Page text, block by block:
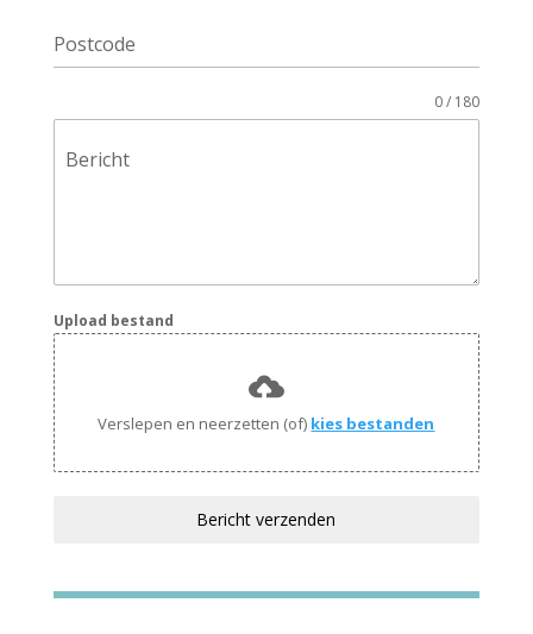
Postcode
Bericht
0 / 180
Upload bestand
Verslepen en neerzetten (of) kies bestanden
Bericht verzenden